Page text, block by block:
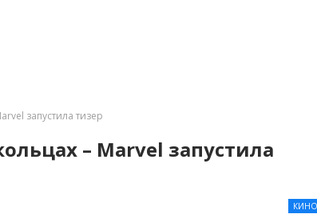
запустила тизер
– Marvel запустила
КИНО